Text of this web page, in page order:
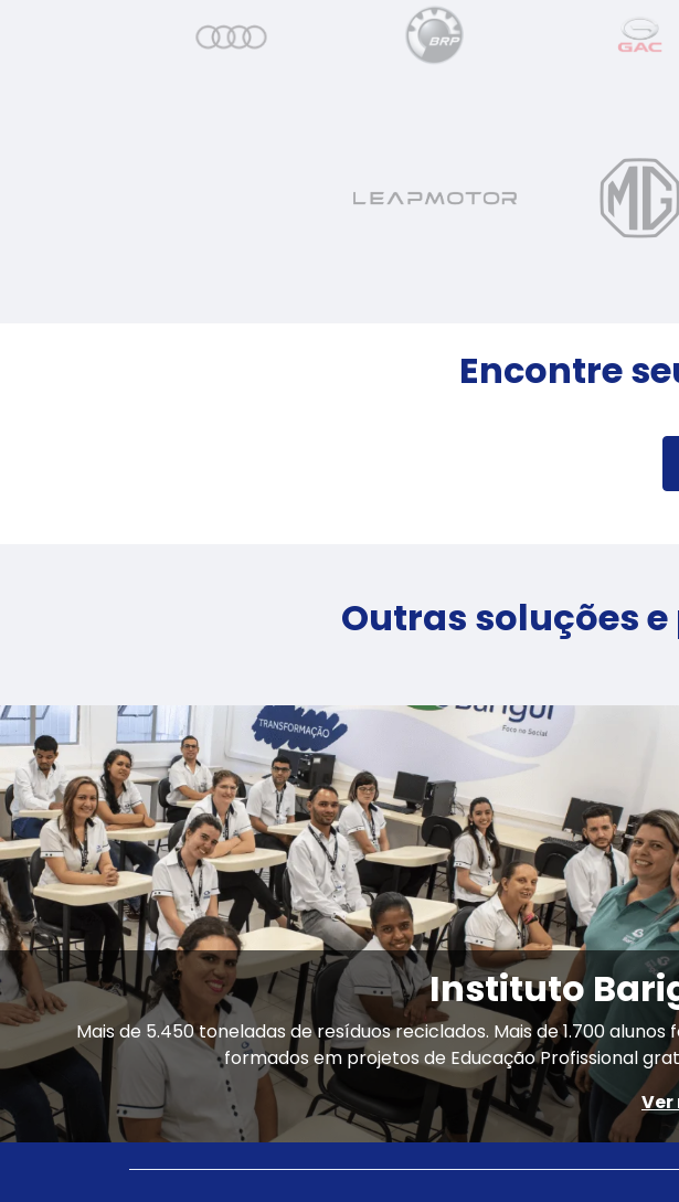
Encontre
Outras soluções
Instituto
Mais de 5.450 toneladas de resíduos reciclados. Mais de 1.700 alunos
formados em projetos de Educação Profissional
Ver